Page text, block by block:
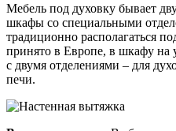
Мебель под духовку бывает
шкафы со специальными
традиционно располагаться
принято в Европе, в шкафу на
с двумя отделениями – для
печи.